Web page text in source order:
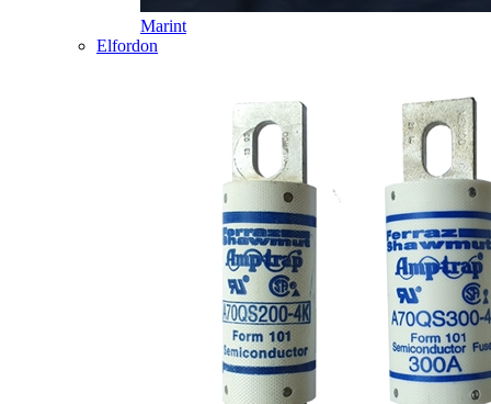
Marint
Elfordon